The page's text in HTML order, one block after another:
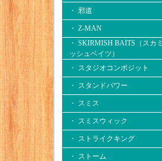
・ 邪道
・ Z-MAN
・ SKIRMISH BAITS（スカミ
ッシュベイツ）
・ スタジオコンポジット
・ スタンドパワー
・ スミス
・ スミスウィック
・ ストライクキング
・ ストーム